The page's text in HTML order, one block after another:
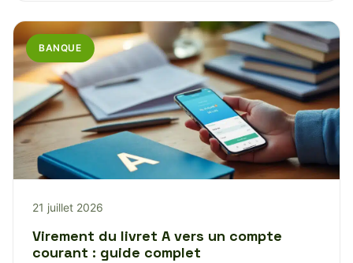
BANQUE
21 juillet 2026
Virement du livret A vers un compte
courant : guide complet